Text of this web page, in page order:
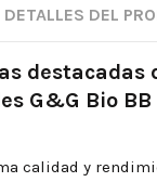
DETALLES DEL
destacadas
G&G Bio
calidad y